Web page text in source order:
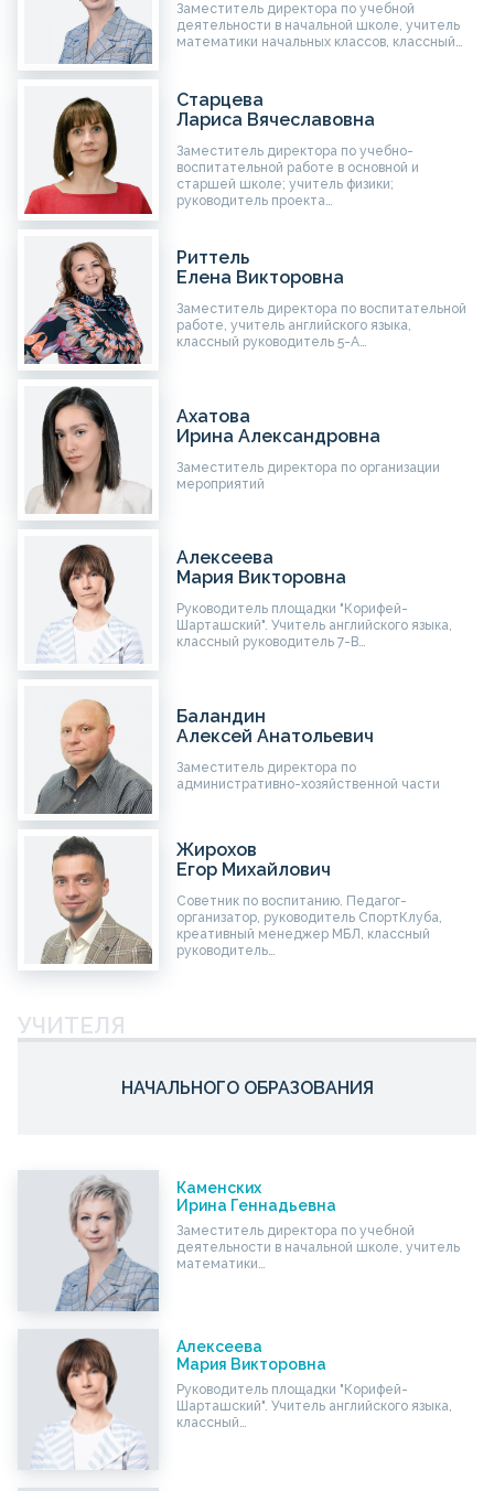
Заместитель директора по учебной
деятельности в начальной школе, учитель
математики начальных классов, классный…
Старцева
Лариса Вячеславовна
Заместитель директора по учебно-
воспитательной работе в основной и
старшей школе; учитель физики;
руководитель проекта…
Риттель
Елена Викторовна
Заместитель директора по воспитательной
работе, учитель английского языка,
классный руководитель 5-А…
Ахатова
Ирина Александровна
Заместитель директора по организации
мероприятий
Алексеева
Мария Викторовна
Руководитель площадки "Корифей-
Шарташский". Учитель английского языка,
классный руководитель 7-В…
Баландин
Алексей Анатольевич
Заместитель директора по
административно-хозяйственной части
Жирохов
Егор Михайлович
Советник по воспитанию. Педагог-
организатор, руководитель СпортКлуба,
креативный менеджер МБЛ, классный
руководитель…
УЧИТЕЛЯ
НАЧАЛЬНОГО ОБРАЗОВАНИЯ
Каменских
Ирина Геннадьевна
Заместитель директора по учебной
деятельности в начальной школе, учитель
математики…
Алексеева
Мария Викторовна
Руководитель площадки "Корифей-
Шарташский". Учитель английского языка,
классный…